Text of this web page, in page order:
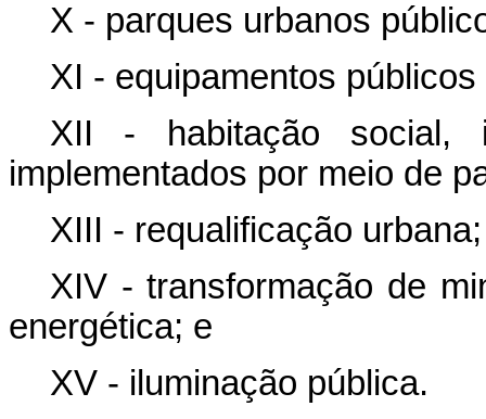
X - parques urbanos
XI - equipamentos
XII - habitação social,
implementados por meio de
XIII - requalificação urbana;
XIV - transformação de
energética; e
XV - iluminação pública.